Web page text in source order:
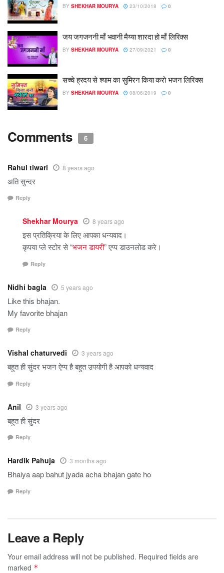
BY SHEKHAR MOURYA 23/10/2018 0
जय जगजननी माँ भवानी मैय्या शारदा हो माँ लिरिक्स
BY SHEKHAR MOURYA 27/09/2021 0
सच्चे ह्रदय से श्याम का सुमिरन किया करो भजन लिरिक्स
BY SHEKHAR MOURYA 08/06/2019 0
Comments 6
Rahul tiwari 8 years ago
अति सुन्दर
Reply
Shekhar Mourya 8 years ago
इस प्रतिक्रिया के लिए आपका धन्यवाद।
कृपया प्ले स्टोर से “भजन डायरी” एप्प डाउनलोड करे।
Reply
Nidhi bagla 5 years ago
Like this bhajan.
My favorite bhajan
Reply
Vishal chaturvedi 3 years ago
बहुत ही सुंदर भजन ऐप्प है बहुत उपयोगी है आपको धन्यवाद
Reply
Anil 3 years ago
बहुत ही सुंदर
Reply
Hardik Pahuja 3 months ago
Bhaiya aap bahut jyada acha bhajan gate ho
Reply
Leave a Reply
Your email address will not be published. Required fields are
marked *